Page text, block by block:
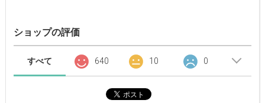
ショップの評価
すべて 640 10 0